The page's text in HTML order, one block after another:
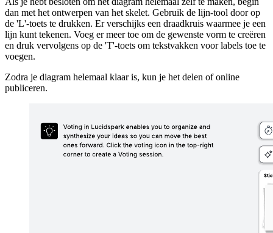
dan met het ontwerpen van het skelet. Gebruik de lijn-tool door op
de 'L'-toets te drukken. Er verschijks een draadkruis waarmee je een
lijn kunt tekenen. Voeg er meer toe om de gewenste vorm te creëren
en druk vervolgens op de 'T'-toets om tekstvakken voor labels toe te
voegen.
Zodra je diagram helemaal klaar is, kun je het delen of online
publiceren.